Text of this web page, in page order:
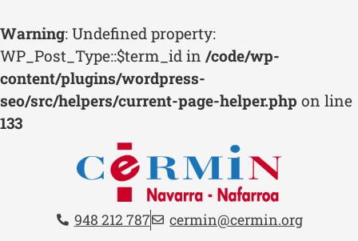
Warning: Undefined property:
WP_Post_Type::$term_id in /code/wp-
content/plugins/wordpress-
seo/src/helpers/current-page-helper.php on line
133
Contacto cabecera
Teléfono:
948 212 787 Email:
cermin@cermin.org